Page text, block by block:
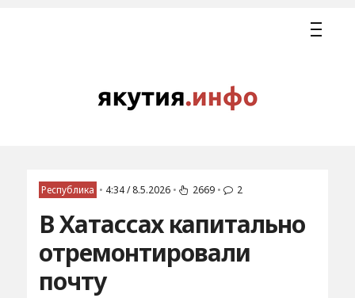
Республика • 4:34 / 8.5.2026 • 2669 • 2
В Хатассах капитально
отремонтировали
почту